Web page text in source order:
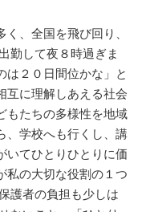
、全国を飛び回り、
勤して夜８時過ぎま
は２０日間位かな」と
互に理解しあえる社会
もたちの多様性を地域
、学校へも行くし、講
いてひとりひとりに価
私の大切な役割の１つ
護者の負担も少しは